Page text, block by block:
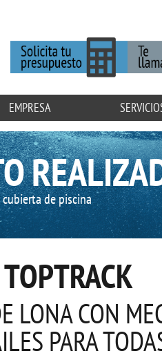
EMPRESA
de piscina
LONA CON
PARA